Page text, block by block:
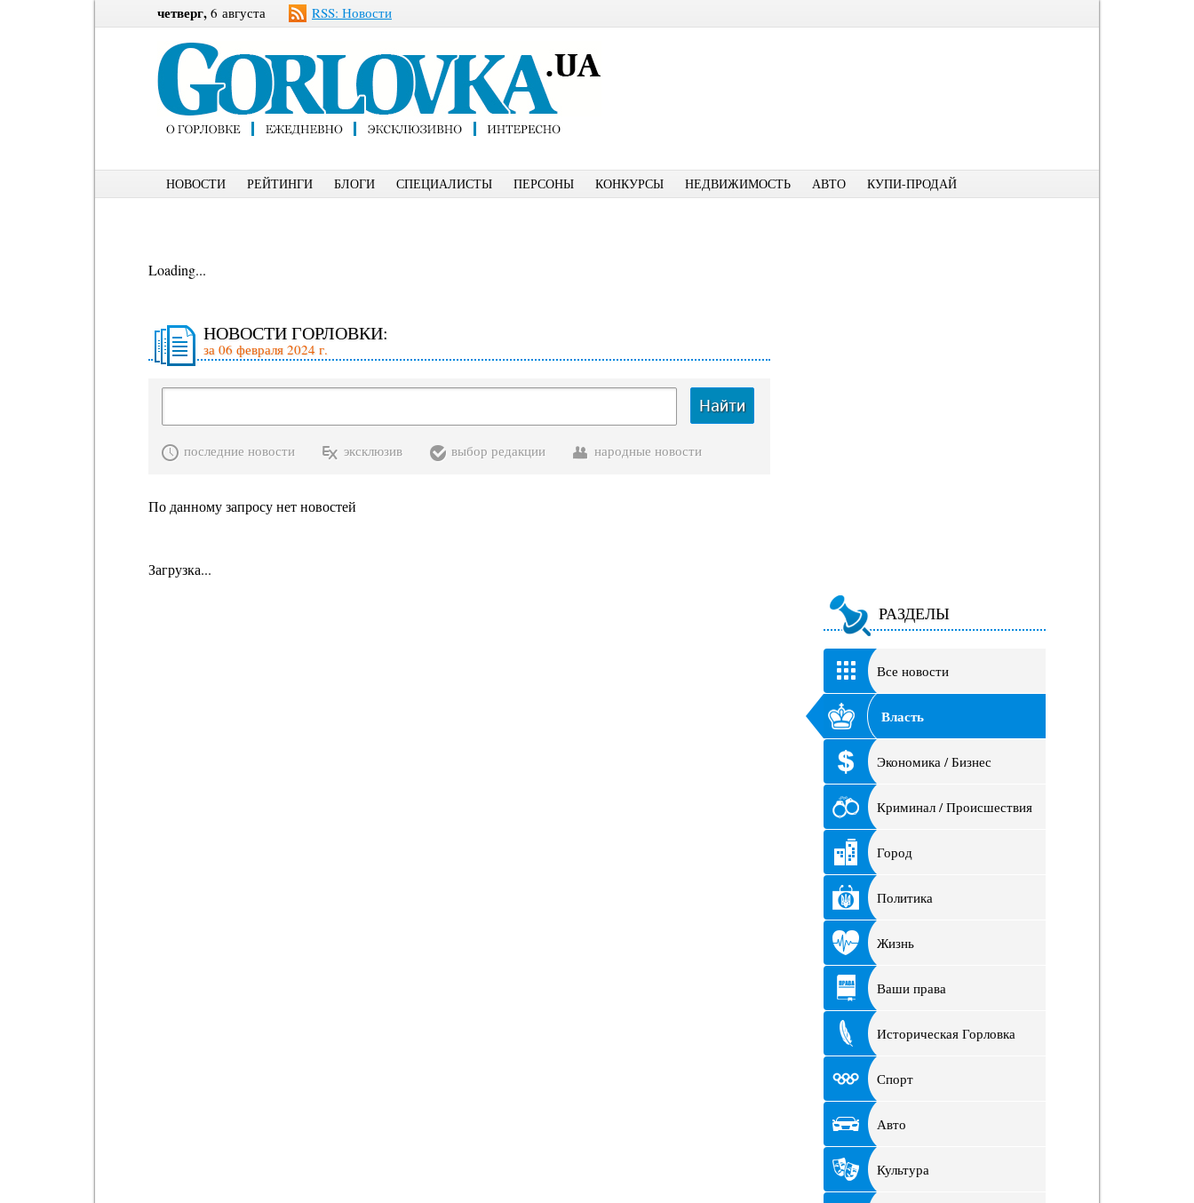
четверг, 6 августа RSS: Новости
НОВОСТИ РЕЙТИНГИ БЛОГИ СПЕЦИАЛИСТЫ ПЕРСОНЫ КОНКУРСЫ НЕДВИЖИМОСТЬ АВТО КУПИ-ПРОДАЙ
Loading...
НОВОСТИ ГОРЛОВКИ:
за 06 февраля 2024 г.
Найти
последние новости эксклюзив выбор редакции народные новости
По данному запросу нет новостей
Загрузка...
РАЗДЕЛЫ
Все новости
Власть
Экономика / Бизнес
Криминал / Происшествия
Город
Политика
Жизнь
Ваши права
Историческая Горловка
Спорт
Авто
Культура